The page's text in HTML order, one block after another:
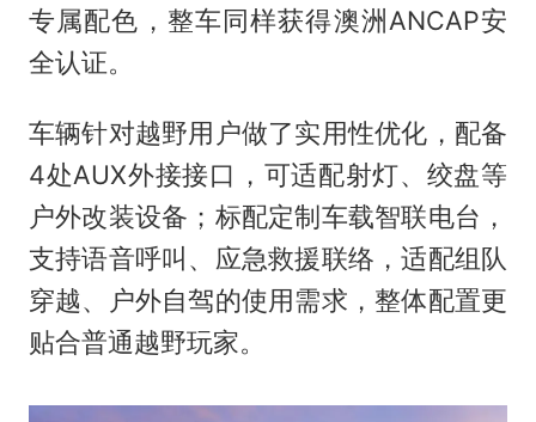
专属配色，整车同样获得澳洲ANCAP安
全认证。
车辆针对越野用户做了实用性优化，配备
4处AUX外接接口，可适配射灯、绞盘等
户外改装设备；标配定制车载智联电台，
支持语音呼叫、应急救援联络，适配组队
穿越、户外自驾的使用需求，整体配置更
贴合普通越野玩家。